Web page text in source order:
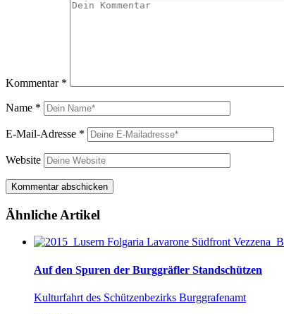
Kommentar *
Name *
E-Mail-Adresse *
Website
Ähnliche Artikel
Auf den Spuren der Burggräfler Standschützen
Kulturfahrt des Schützenbezirks Burggrafenamt